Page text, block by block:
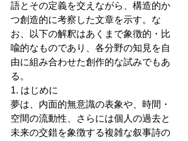
語とその定義を交えながら、構造的か
つ創造的に考察した文章を示す。な
お、以下の解釈はあくまで象徴的・比
喩的なものであり、各分野の知見を自
由に組み合わせた創作的な試みでもあ
る。
1. はじめに
夢は、内面的無意識の表象や、時間・
空間の流動性、さらには個人の過去と
未来の交錯を象徴する複雑な叙事詩の